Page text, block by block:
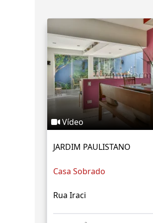
Vídeo
JARDIM PAULISTANO
Casa Sobrado
Rua Iraci